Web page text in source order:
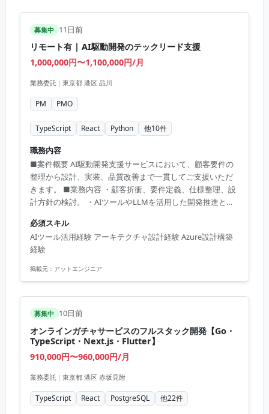
募集中 11日前
リモート有 | AI駆動開発のテックリード支援
1,000,000円〜1,100,000円/月
業務委託 | 東京都 港区 品川
PM PMO
TypeScript React Python 他10件
職務内容
■案件概要 AI駆動開発支援サービスにおいて、顧客要件の
整理から設計、実装、品質改善まで一貫してご支援いただ
きます。 ■業務内容 ・顧客折衝、要件定義、仕様整理、設
計方針の検討。 ・AIツールやLLMを活用した開発推進とコ
設計。 ・インフラ構成検討および開発基盤の整備。 ■開発
環境 TypeScript, Go, Python, React, Next.js, Azure, AWS,
GCP, Docker, Terraform, PostgreSQL
必須スキル
AIツール活用経験 アーキテクチャ設計経験 Azure設計構築
経験
掲載元： アットエンジニア
募集中 10日前
オンラインガチャサービスのフルスタック開発【Go・
TypeScript・Next.js・Flutter】
910,000円〜960,000円/月
業務委託 | 東京都 港区 赤坂見附
TypeScript React PostgreSQL 他22件